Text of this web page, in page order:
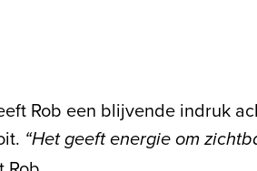
Rob een blijvende indruk
“Het geeft energie om